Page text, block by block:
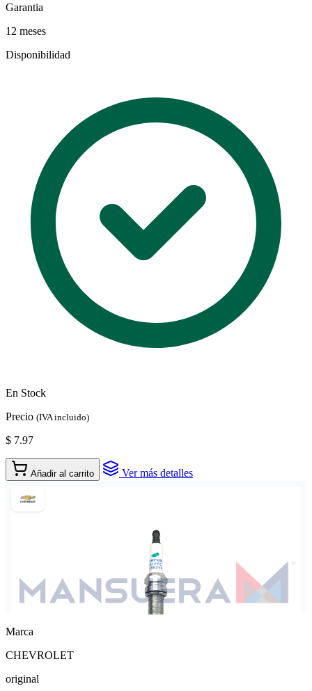
Garantia
12 meses
Disponibilidad
En Stock
Precio (IVA incluido)
$ 7.97
Añadir al carrito Ver más detalles
Marca
CHEVROLET
original